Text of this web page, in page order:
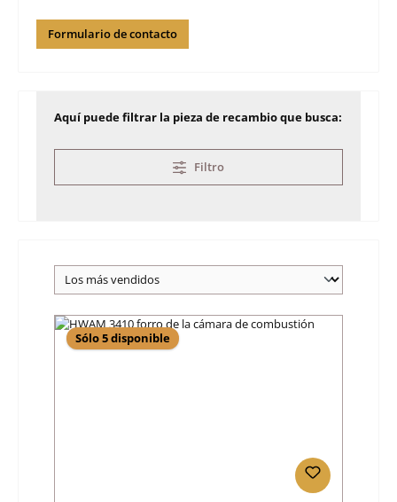
Formulario de contacto
Aquí puede filtrar la pieza de recambio que busca:
Filtro
Sólo 5 disponible